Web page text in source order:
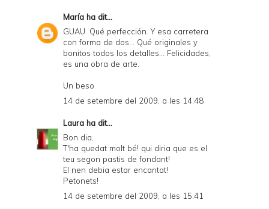
María ha dit...
GUAU. Qué perfección. Y esa carretera
con forma de dos... Qué originales y
bonitos todos los detalles... Felicidades,
es una obra de arte.
Un beso
14 de setembre del 2009, a les 14:48
Laura ha dit...
Bon dia,
T'ha quedat molt bé! qui diria que es el
teu segon pastis de fondant!
El nen debia estar encantat!
Petonets!
14 de setembre del 2009, a les 15:41